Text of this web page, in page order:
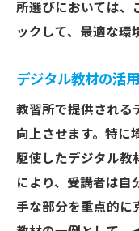
所選びにおいては、
ックして、最適な環
デジタル教材の活
教習所で提供される
向上させます。特に
駆使したデジタル教
により、受講者は自
手な部分を重点的に